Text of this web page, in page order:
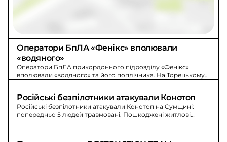
Оператори БпЛА «Фенікс» вполювали
«водяного»
Оператори БпЛА прикордонного підрозділу «Фенікс»
вполювали «водяного» та його поплічника. На Торецькому
напрямку вороже просування зупиняють прикордонники.
Російські безпілотники атакували Конотоп
Російські безпілотники атакували Конотоп на Сумщині:
попередньо 5 людей травмовані. Пошкоджені житлові